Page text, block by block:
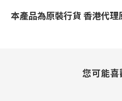
本產品為原裝行貨 香港代
您可能